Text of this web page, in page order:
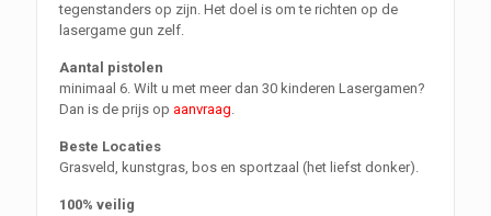
tegenstanders op zijn. Het doel is om te richten op de
lasergame gun zelf.
Aantal pistolen
minimaal 6. Wilt u met meer dan 30 kinderen Lasergamen?
Dan is de prijs op aanvraag.
Beste Locaties
Grasveld, kunstgras, bos en sportzaal (het liefst donker).
100% veilig